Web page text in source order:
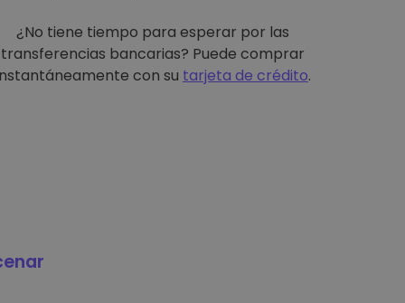
¿No tiene tiempo para esperar por las
transferencias bancarias? Puede comprar
con su tarjeta de crédito.